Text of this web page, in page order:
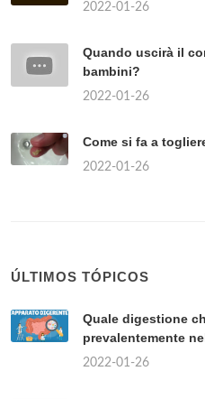
2022-01-26
Quando uscirà il
bambini?
2022-01-26
Come si fa a
2022-01-26
ÚLTIMOS TÓPICOS
Quale digestione
prevalentemente
2022-01-26